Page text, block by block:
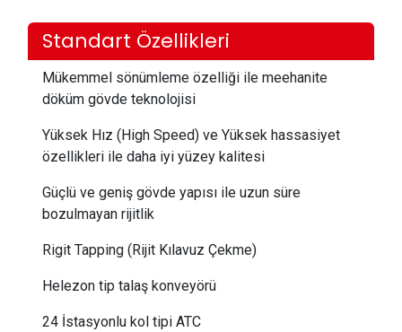
Standart Özellikleri
Mükemmel sönümleme özelliği ile meehanite
döküm gövde teknolojisi
Yüksek Hız (High Speed) ve Yüksek hassasiyet
özellikleri ile daha iyi yüzey kalitesi
Güçlü ve geniş gövde yapısı ile uzun süre
bozulmayan rijitlik
Rigit Tapping (Rijit Kılavuz Çekme)
Helezon tip talaş konveyörü
24 İstasyonlu kol tipi ATC